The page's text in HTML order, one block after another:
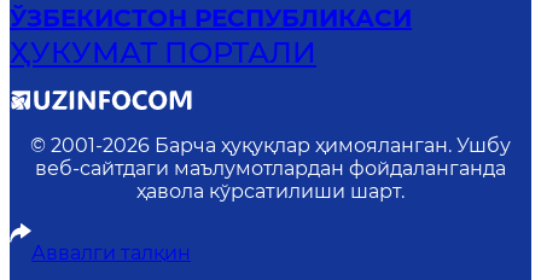
ЎЗБЕКИСТОН РЕСПУБЛИКАСИ
ҲУКУМАТ ПОРТАЛИ
© 2001-2026 Барча ҳуқуқлар ҳимояланган. Ушбу
веб-сайтдаги маълумотлардан фойдаланганда
ҳавола кўрсатилиши шарт.
Аввалги талқин